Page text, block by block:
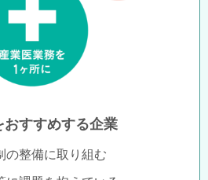
おすすめする企業
整備に取り組む